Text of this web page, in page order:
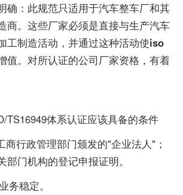
确：此规范只适用于汽车整车厂和其
商。这些厂家必须是直接与生产汽车
工制造活动，并通过这种活动使iso
值。对所认证的公司厂家资格，有着
TS16949体系认证应该具备的条件
商行政管理部门颁发的"企业法人"；
部门机构的登记申报证明。
务稳定。